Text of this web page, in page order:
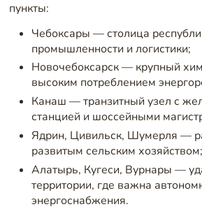
пункты:
Чебоксары — столица
промышленности и логистики;
Новочебоксарск — крупный
высоким потреблением
Канаш — транзитный узел с
станцией и шоссейными
Ядрин, Цивильск, Шумерля —
развитым сельским хозяйством;
Алатырь, Кугеси, Вурнары —
территории, где важна
энергоснабжения.